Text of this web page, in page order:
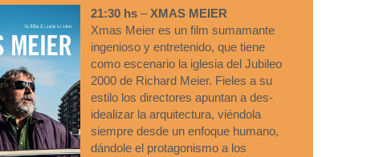
21:30 hs –XMAS MEIER
Xmas Meier es un film sumamante
ingenioso y entretenido, que tiene
como escenario la iglesia del Jubileo
2000 de Richard Meier. Fieles a su
estilo los directores apuntan a des-
idealizar la arquitectura, viéndola
siempre desde un enfoque humano,
dándole el protagonismo a los